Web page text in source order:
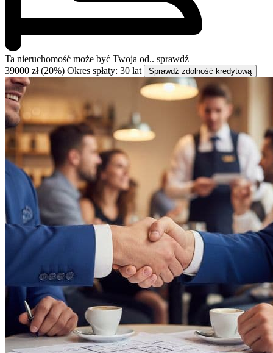
Ta nieruchomość może być Twoja od.. sprawdź
39000 zł (20%) Okres spłaty: 30 lat Sprawdź zdolność kredytową